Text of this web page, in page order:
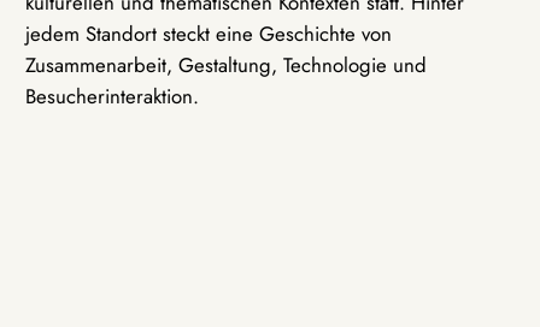
jedem Standort steckt eine Geschichte von
Zusammenarbeit, Gestaltung, Technologie und
Besucherinteraktion.